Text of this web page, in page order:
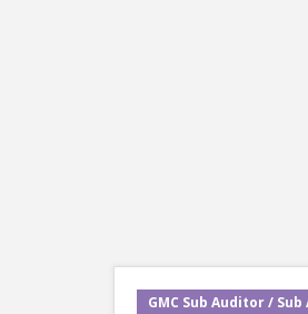
GMC Sub Auditor /